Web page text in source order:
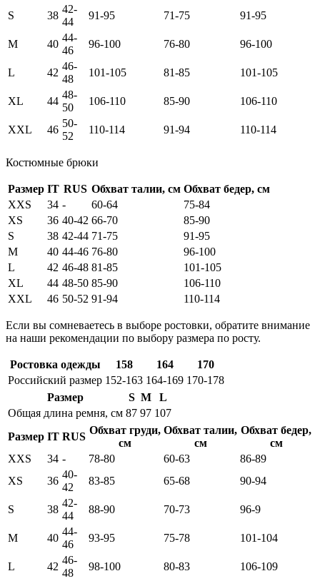
S 38
42-
44
91-95 71-75 91-95
M 40
44-
46
96-100 76-80 96-100
L 42
46-
48
101-105 81-85 101-105
XL 44
48-
50
106-110 85-90 106-110
XXL 46
50-
52
110-114 91-94 110-114
Костюмные брюки
Размер IT RUS Обхват талии, см Обхват бедер, см
XXS
34 - 60-64
75-84
XS
36 40-42 66-70
85-90
S
38 42-44 71-75
91-95
M
40 44-46 76-80
96-100
L
42 46-48 81-85
101-105
XL
44 48-50 85-90
106-110
XXL
46 50-52 91-94 110-114
Если вы сомневаетесь в выборе ростовки, обратите внимание
на наши рекомендации по выбору размера по росту.
Ростовка одежды 158 164
170
Российский размер 152-163 164-169 170-178
Размер
S M
L
Общая длина ремня, см 87 97 107
Размер IT RUS
Обхват груди,
см
Обхват талии,
см
Обхват бедер,
см
XXS
34 - 78-80 60-63
86-89
XS
36
40-
42
83-85 65-68 90-94
S 38
42-
44
88-90 70-73 96-9
M 40
44-
46
93-95 75-78 101-104
L 42
46-
48
98-100 80-83 106-109